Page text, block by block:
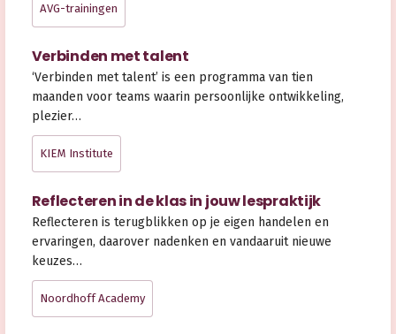
AVG-trainingen
Verbinden met talent
‘Verbinden met talent’ is een programma van tien
maanden voor teams waarin persoonlijke ontwikkeling,
plezier…
KIEM Institute
Reflecteren in de klas in jouw lespraktijk
Reflecteren is terugblikken op je eigen handelen en
ervaringen, daarover nadenken en vandaaruit nieuwe
keuzes…
Noordhoff Academy